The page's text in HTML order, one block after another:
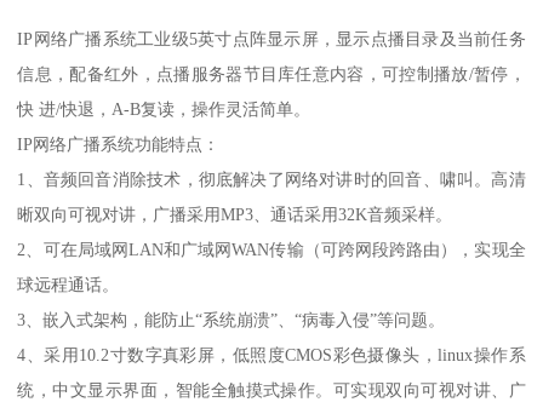
IP网络广播系统工业级5英寸点阵显示屏，显示点播目录及当前任务
信息，配备红外，点播服务器节目库任意内容，可控制播放/暂停，
快 进/快退，A-B复读，操作灵活简单。
IP网络广播系统功能特点：
1、音频回音消除技术，彻底解决了网络对讲时的回音、啸叫。高清
晰双向可视对讲，广播采用MP3、通话采用32K音频采样。
2、可在局域网LAN和广域网WAN传输（可跨网段跨路由），实现全
球远程通话。
3、嵌入式架构，能防止“系统崩溃”、“病毒入侵”等问题。
4、采用10.2寸数字真彩屏，低照度CMOS彩色摄像头，linux操作系
统，中文显示界面，智能全触摸式操作。可实现双向可视对讲、广